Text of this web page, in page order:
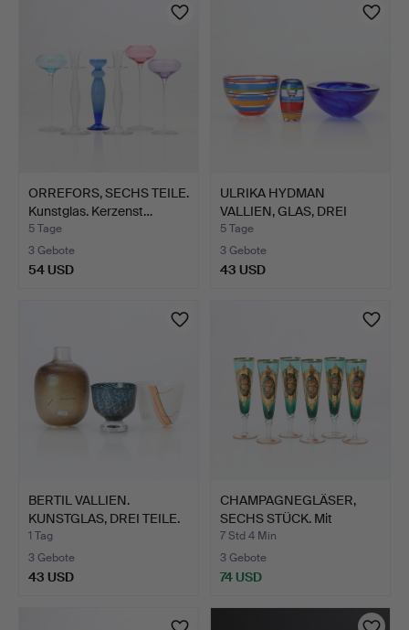
ORREFORS, SECHS TEILE.
Kunstglas. Kerzenst…
5 Tage
3 Gebote
54 USD
ULRIKA HYDMAN
VALLIEN, GLAS, DREI
TEILE. "…
5 Tage
3 Gebote
43 USD
BERTIL VALLIEN.
KUNSTGLAS, DREI TEILE.
Bod…
1 Tag
3 Gebote
43 USD
CHAMPAGNEGLÄSER,
SECHS STÜCK. Mit
vergolde…
7 Std 4 Min
3 Gebote
74 USD